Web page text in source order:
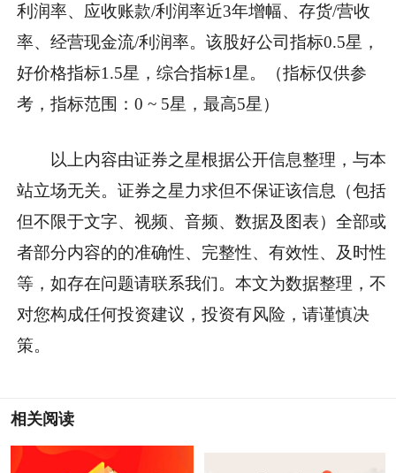
利润率、应收账款/利润率近3年增幅、存货/营收
率、经营现金流/利润率。该股好公司指标0.5星，
好价格指标1.5星，综合指标1星。（指标仅供参
考，指标范围：0 ~ 5星，最高5星）
以上内容由证券之星根据公开信息整理，与本
站立场无关。证券之星力求但不保证该信息（包括
但不限于文字、视频、音频、数据及图表）全部或
者部分内容的的准确性、完整性、有效性、及时性
等，如存在问题请联系我们。本文为数据整理，不
对您构成任何投资建议，投资有风险，请谨慎决
策。
相关阅读